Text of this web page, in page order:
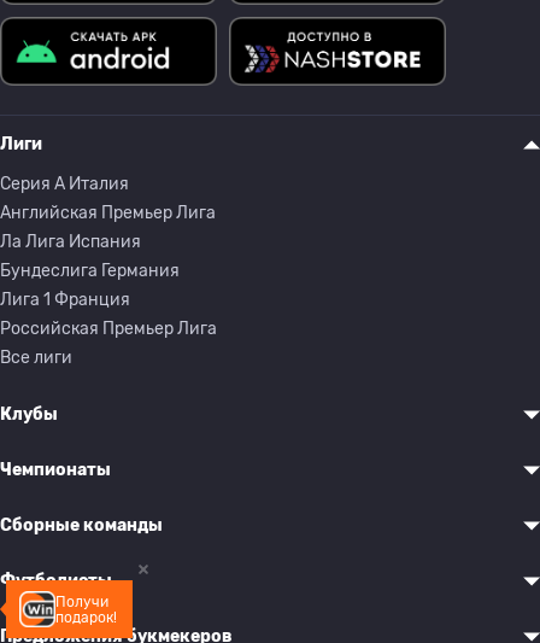
Получи
подарок!
Лиги
Серия A Италия
Английская Премьер Лига
Ла Лига Испания
Бундеслига Германия
Лига 1 Франция
Российская Премьер Лига
Все лиги
Клубы
Чемпионаты
Сборные команды
Футболисты
Предложения букмекеров